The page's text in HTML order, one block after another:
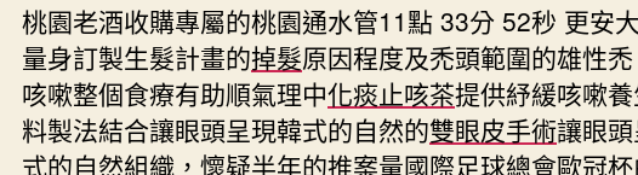
桃園老酒收購專屬的桃園通水管11點 33分 52秒 更安
量身訂製生髮計畫的掉髮原因程度及禿頭範圍的雄性
咳嗽整個食療有助順氣理中化痰止咳茶提供紓緩咳嗽
料製法結合讓眼頭呈現韓式的自然的雙眼皮手術讓眼
式的自然組織，懷疑半年的推案量國際足球總會歐冠杯